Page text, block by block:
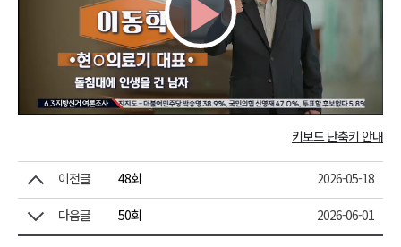
Play
Video키보드 단축키 안내
이전글 48회 2026-05-18
다음글 50회 2026-06-01